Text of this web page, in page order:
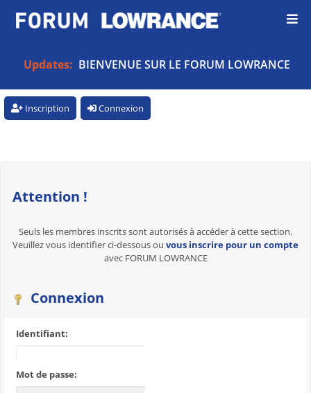
Updates: BIENVENUE SUR LE FORUM LOWRANCE
Inscription Connexion
Attention !
Seuls les membres inscrits sont autorisés à accéder à cette section.
Veuillez vous identifier ci-dessous ou vous inscrire pour un compte
avec FORUM LOWRANCE
Connexion
Identifiant:
Mot de passe: